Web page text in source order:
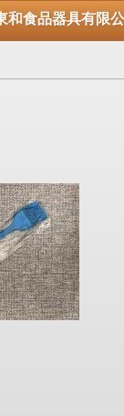
和食品器具有限